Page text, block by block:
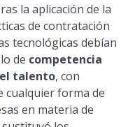
la aplicación de la
de contratación
tecnológicas debían
de competencia
talento, con
cualquier forma de
en materia de